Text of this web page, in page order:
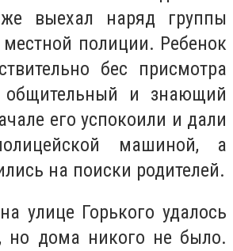
выехал наряд группы
местной полиции. Ребенок
бес присмотра
общительный и знающий
его успокоили и дали
машиной, а
на поиски родителей.
улице Горького удалось
но дома никого не было.